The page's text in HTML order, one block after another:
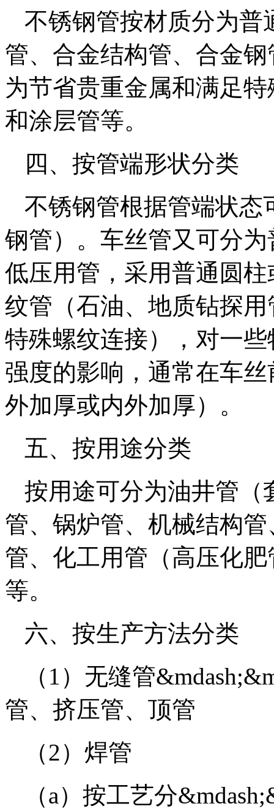
不锈钢管按材质分为普
管、合金结构管、合金
为节省贵重金属和满足
和涂层管等。
四、按管端形状分类
不锈钢管根据管端状态
钢管）。车丝管又可分
低压用管，采用普通圆
纹管（石油、地质钻探
特殊螺纹连接），对一
强度的影响，通常在车
外加厚或内外加厚）。
五、按用途分类
按用途可分为油井管（
管、锅炉管、机械结构
管、化工用管（高压化
等。
六、按生产方法分类
（1）无缝管
管、挤压管、顶管
（2）焊管
（a）按工艺分